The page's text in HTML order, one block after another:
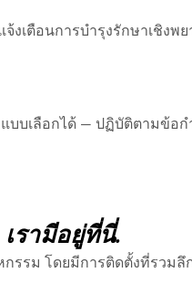
เตือนการบำรุงรักษาเชิง
แบบเลือกได้ — ปฏิบัติตามข้
เรามีอยู่ที่นี่.
รรม โดยมีการติดตั้งที่รวมลึ